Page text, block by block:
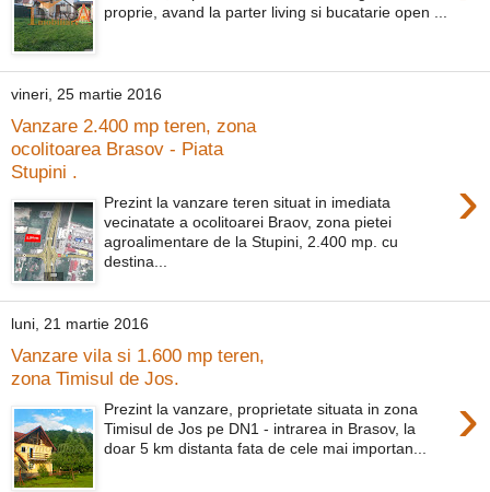
proprie, avand la parter living si bucatarie open ...
vineri, 25 martie 2016
Vanzare 2.400 mp teren, zona
ocolitoarea Brasov - Piata
Stupini .
›
Prezint la vanzare teren situat in imediata
vecinatate a ocolitoarei Braov, zona pietei
agroalimentare de la Stupini, 2.400 mp. cu
destina...
luni, 21 martie 2016
Vanzare vila si 1.600 mp teren,
zona Timisul de Jos.
›
Prezint la vanzare, proprietate situata in zona
Timisul de Jos pe DN1 - intrarea in Brasov, la
doar 5 km distanta fata de cele mai importan...